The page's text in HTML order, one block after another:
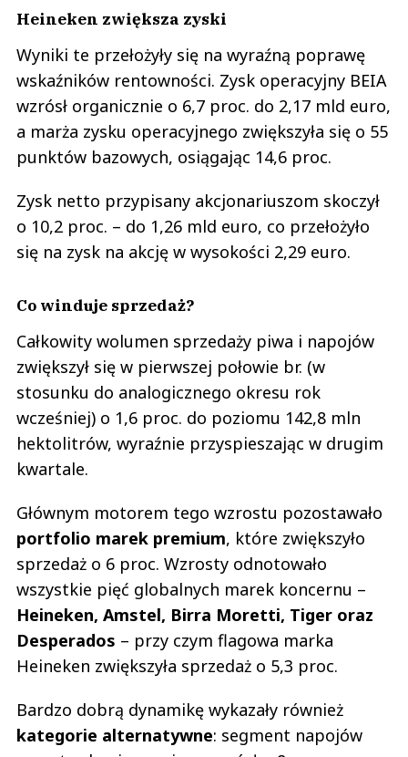
Heineken zwiększa zyski
Wyniki te przełożyły się na wyraźną poprawę
wskaźników rentowności. Zysk operacyjny BEIA
wzrósł organicznie o 6,7 proc. do 2,17 mld euro,
a marża zysku operacyjnego zwiększyła się o 55
punktów bazowych, osiągając 14,6 proc.
Zysk netto przypisany akcjonariuszom skoczył
o 10,2 proc. – do 1,26 mld euro, co przełożyło
się na zysk na akcję w wysokości 2,29 euro.
Co winduje sprzedaż?
Całkowity wolumen sprzedaży piwa i napojów
zwiększył się w pierwszej połowie br. (w
stosunku do analogicznego okresu rok
wcześniej) o 1,6 proc. do poziomu 142,8 mln
hektolitrów, wyraźnie przyspieszając w drugim
kwartale.
Głównym motorem tego wzrostu pozostawało
portfolio marek premium, które zwiększyło
sprzedaż o 6 proc. Wzrosty odnotowało
wszystkie pięć globalnych marek koncernu –
Heineken, Amstel, Birra Moretti, Tiger oraz
Desperados – przy czym flagowa marka
Heineken zwiększyła sprzedaż o 5,3 proc.
Bardzo dobrą dynamikę wykazały również
kategorie alternatywne: segment napojów